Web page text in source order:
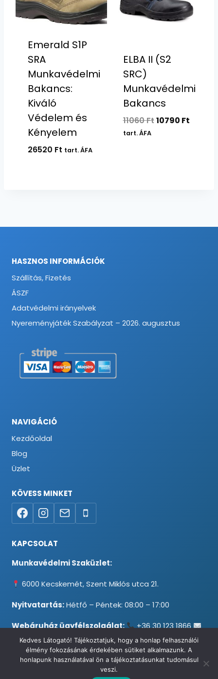
Emerald S1P
SRA
Munkavédelmi
Bakancs:
Kiváló
Védelem és
Kényelem
26520 Ft tart. ÁFA
ELBA II (S2
SRC)
Munkavédelmi
Bakancs
11060FtOriginal
10790 Ft
tart. ÁFA
HASZNOS INFORMÁCIÓK
Szállítás, Fizetés
ÁSZF
Adatvédelmi irányelvek
Nyereményjáték Szabályzat – 2026. augusztus
NAVIGÁCIÓ
Kezdőoldal
Blog
Üzlet
KÖVESS MINKET
KAPCSOLAT
Munkavédelmi Szaküzlet:
6000 Kecskemét, Szent Miklós utca 21.
Nyitvatartás:Hétfő – Péntek: 08:00 – 17:00
Webáruház ügyfélszolgálat:
+36 30 123 1866
info@testpancel.hu
Kedves Látogató! Tájékoztatjuk, hogy a honlap felhasználói
élmény fokozásának érdekében sütiket alkalmazunk. A
honlapunk használatával ön a tájékoztatásunkat tudomásul
veszi.